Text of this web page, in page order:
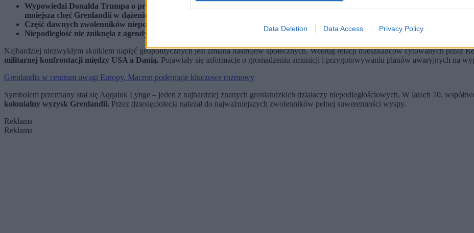
Data Deletion Data Access Privacy Policy
Wypowiedzi Donalda Trumpa o przejęciu Grenlandii sprawiły, że wielu Grenlandczyków zaczęło postrzegać USA jako
mniejsza chęć Grenlandii w dążeniu do niepodległości – mówi Zero.pl Piotr Szymański z Ośrodka Studiów Wschodnich.
Część dawnych zwolenników niepodległości, w tym Aqqaluk Lynge, uważa dziś, że Dania i Europa są najlepszą ochroną przed
Niepodległość nie zniknęła z agendy, ale została odsunięta w czasie.
Najbardziej niezwykłym skutkiem napięć geopolitycznych jest zmiana nastrojów społecznych. Według relacji mieszkańców cytowanych przez
militarnej konfrontacji między USA a Danią. Pojawiały się informacje o gromadzeniu amunicji i przygotowywaniu planów awaryjnych na
Grenlandia w centrum uwagi Europy. Macron podejmuje kluczowe rozmowy
Symbolem przemiany stał się Aqqaluk Lynge – jeden z najbardziej znanych grenlandzkich działaczy niepodległościowych. W latach 70.
kolonialny wyzysk Grenlandii. Przez dziesięciolecia należał do najważniejszych zwolenników pełnej suwerenności wyspy.
Reklama
Reklama